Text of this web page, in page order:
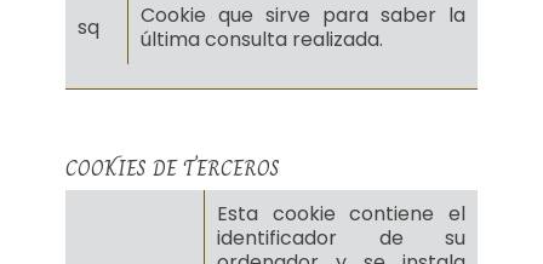
sq
Cookie que sirve para saber la
última consulta realizada.
COOKIES DE TERCEROS
Esta cookie contiene el
identificador de su